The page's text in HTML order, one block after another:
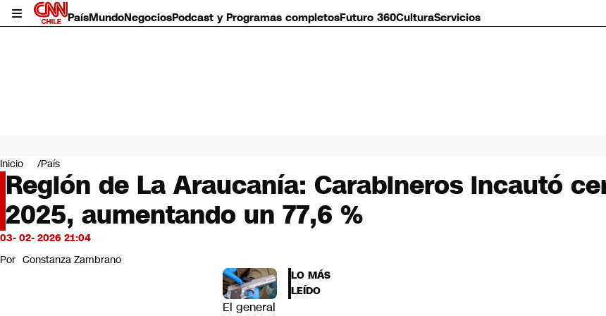
PaísMundoNegociosPodcast y Programas completosFuturo 360CulturaServicios
Mundo
Negocios
Deportes
Programas completos
Cultura
Servicios
Bits
CNN Data
Inicio País
Región de La Araucanía: Carabineros incautó
2025, aumentando un 77,6 %
03- 02- 2026 21:04
Por Constanza Zambrano
El general
LO MÁS
LEÍDO